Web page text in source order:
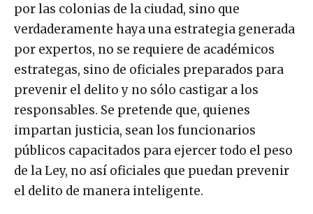
por las colonias de la ciudad, sino que
verdaderamente haya una estrategia generada
por expertos, no se requiere de académicos
estrategas, sino de oficiales preparados para
prevenir el delito y no sólo castigar a los
responsables. Se pretende que, quienes
impartan justicia, sean los funcionarios
públicos capacitados para ejercer todo el peso
de la Ley, no así oficiales que puedan prevenir
el delito de manera inteligente.